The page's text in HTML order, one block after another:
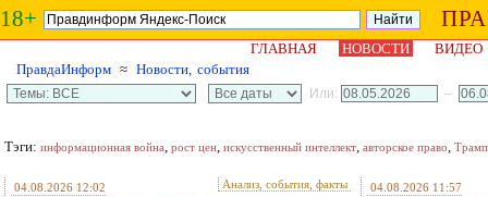
18+
ГЛАВНАЯ НОВОСТИ
ВИДЕО
ПравдаИнформ ≈ Новости, события
Или: –
Тэги: информационная война, рост цен, искусственный интеллект, авторское право, Трамп
04.08.2026 12:02 Анализ, события, факты 04.08.2026 11:57